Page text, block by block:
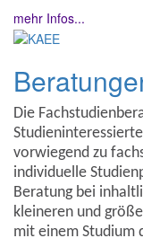
mehr Infos...
Die
vorwiegend zu
individuelle
Beratung bei
kleineren und
mit einem Studium